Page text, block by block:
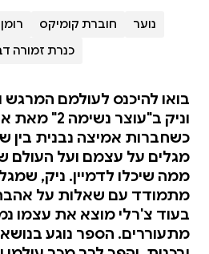
נוער חוברת קומיקס
כנרת זמורה
בואו להיכנס לעולמם המרגש
וניק ב"עוצר
כשחברות אמיצה נבנית בין
מגלים על עצמם ועל העולם
ממה שיכלו לדמיין. ניק,
מתמודד עם שאלות על
בעוד צ'רלי מוצא את עצמו
מתעוררים. הספר נוגע